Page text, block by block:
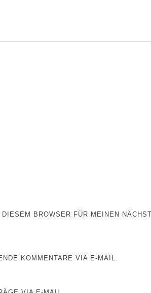
BROWSER FÜR MEINEN
KOMMENTARE VIA E-MAIL.